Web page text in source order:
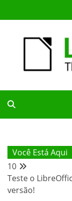
to
Você Está Aqui
10
Teste o
versão!